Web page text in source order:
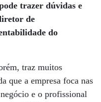
trazer dúvidas e
de
do
traz muitos
que a empresa foca nas
e o profissional